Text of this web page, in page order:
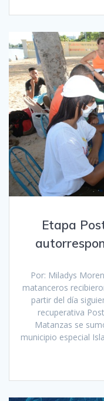
Etapa
Por: Miladys
matanceros
partir del día
recuperativa
Matanzas se
municipio especial